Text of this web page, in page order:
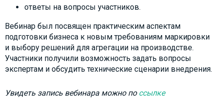
ответы на вопросы участников.
Вебинар был посвящен практическим аспектам
подготовки бизнеса к новым требованиям маркировки
и выбору решений для агрегации на производстве.
Участники получили возможность задать вопросы
экспертам и обсудить технические сценарии внедрения.
Увидеть запись вебинара можно по ссылке